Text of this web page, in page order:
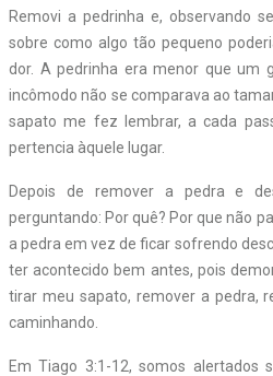
Removi a pedrinha e, observando
sobre como algo tão pequeno
dor. A pedrinha era menor que um
incômodo não se comparava ao
sapato me fez lembrar, a cada
pertencia àquele lugar.
Depois de remover a pedra e
perguntando: Por quê? Por que não
a pedra em vez de ficar sofrendo
ter acontecido bem antes, pois
tirar meu sapato, remover a pedra,
caminhando.
Em Tiago 3:1-12, somos alertados